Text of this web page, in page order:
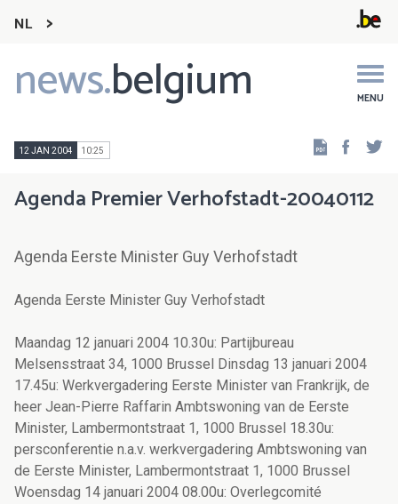
NL
news.belgium MENU
Main
navigation
12 JAN 2004 10:25
Agenda Premier Verhofstadt-20040112
Agenda Eerste Minister Guy Verhofstadt
Agenda Eerste Minister Guy Verhofstadt
Maandag 12 januari 2004 10.30u: Partijbureau
Melsensstraat 34, 1000 Brussel Dinsdag 13 januari 2004
17.45u: Werkvergadering Eerste Minister van Frankrijk, de
heer Jean-Pierre Raffarin Ambtswoning van de Eerste
Minister, Lambermontstraat 1, 1000 Brussel 18.30u:
persconferentie n.a.v. werkvergadering Ambtswoning van
de Eerste Minister, Lambermontstraat 1, 1000 Brussel
Woensdag 14 januari 2004 08.00u: Overlegcomité